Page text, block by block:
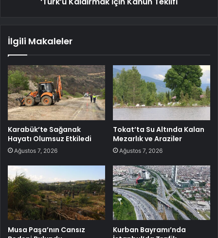
İlgili Makaleler
Karabük’te Sağanak
Hayatı Olumsuz Etkiledi
Ağustos 7, 2026
Tokat’ta Su Altında Kalan
Mezarlık ve Araziler
Ağustos 7, 2026
Musa Paşa’nın Cansız
Kurban Bayramı’nda